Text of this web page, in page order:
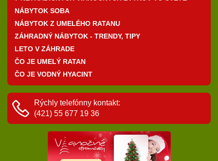
NÁBYTOK SOBA
NÁBYTOK Z UMELÉHO RATANU
ZÁHRADNÝ NÁBYTOK - TRENDY, TIPY
LETO V ZÁHRADE
ČO JE UMELÝ RATAN
ČO JE VODNÝ HYACINT
Rýchly telefónny kontakt:
(421) 55 677 19 36